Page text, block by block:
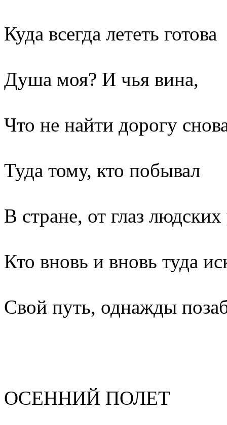
Куда всегда лететь готова
Душа моя? И чья вина,
Что не найти дорогу
Туда тому, кто побывал
В стране, от глаз
Кто вновь и вновь туда
Свой путь, однажды
ОСЕННИЙ ПОЛЕТ